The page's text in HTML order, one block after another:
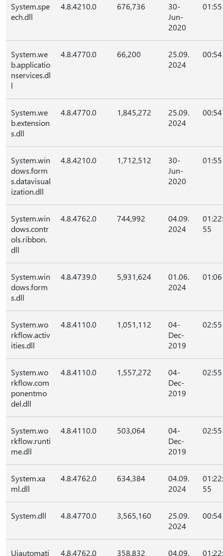
System.spe
ech.dll
4.8.4210.0 676,736
30-
Jun-
2020
01:55
System.we
b.applicatio
nservices.dl
l
4.8.4770.0 66,200
25.09.
2024
00:54
System.we
b.extension
s.dll
4.8.4770.0 1,845,272
25.09.
2024
00:54
System.win
dows.form
s.datavisual
ization.dll
4.8.4210.0 1,712,512
30-
Jun-
2020
01:55
System.win
dows.contr
ols.ribbon.
dll
4.8.4762.0 744,992
04.09.
2024
01:22:
55
System.win
dows.form
s.dll
4.8.4739.0 5,931,624
01.06.
2024
01:06
System.wo
rkflow.activ
ities.dll
4.8.4110.0 1,051,112
04-
Dec-
2019
02:55
System.wo
rkflow.com
ponentmo
del.dll
4.8.4110.0 1,557,272
04-
Dec-
2019
02:55
System.wo
rkflow.runti
me.dll
4.8.4110.0 503,064
04-
Dec-
2019
02:55
System.xa
ml.dll
4.8.4762.0 634,384
04.09.
2024
01:22:
55
System.dll 4.8.4770.0 3,565,160
25.09.
2024
00:54
Uiautomati 4.8.4762.0 358,832 04.09. 01:22: